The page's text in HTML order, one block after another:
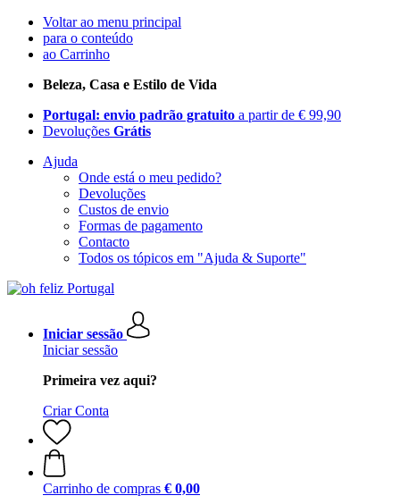
Voltar ao menu principal
para o conteúdo
ao Carrinho
Beleza, Casa e Estilo de Vida
Portugal: envio padrão gratuito a partir de € 99,90
Devoluções Grátis
Ajuda
Onde está o meu pedido?
Devoluções
Custos de envio
Formas de pagamento
Contacto
Todos os tópicos em "Ajuda & Suporte"
Iniciar sessão
Iniciar sessão
Primeira vez aqui?
Criar Conta
Carrinho de compras € 0,00